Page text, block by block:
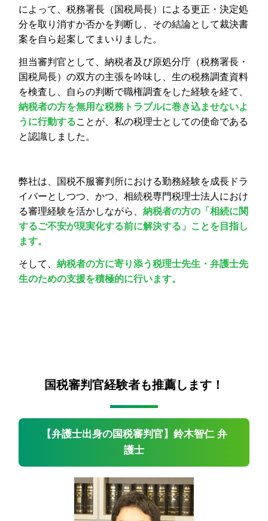
によって、税務署長（国税局長）による更正・決定処
分を取り消すか否かを判断し、その結論として裁決書
案を自ら起案してまいりました。
担当審判官として、納税者及び原処分庁（税務署長・
国税局長）の双方の主張を吟味し、生の税務調査資料
を検査し、自らの判断で職権調査をした経験を経て、
納税者の方を無用な税務トラブルに巻き込ませないよ
うに行動することが、私の税理士としての使命である
と認識しました。
弊社は、国税不服審判所における勤務経験を成長ドラ
イバーとしつつ、かつ、相続税専門税理士法人におけ
る審理経験を活かしながら、納税者の方の「相続に関
するご不安が現実化する前に解決する」ことを目指し
ます。
そして、納税者の方に寄り添う税理士先生・弁護士先
生のための支援を積極的に行います。
国税審判官経験者も推薦します！
【弁護士出身の国税審判官】鈴木智仁 弁
護士